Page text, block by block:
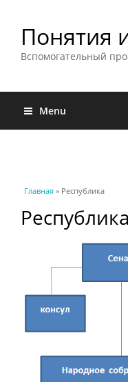
Понятия
Вспомогательный
Menu
Вы здесь
Главная » Республика
Республика